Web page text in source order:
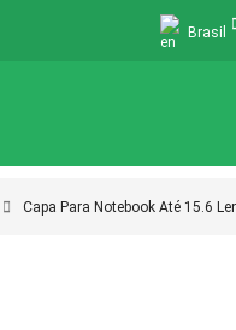
Brasil
Capa Para Notebook Até 15.6